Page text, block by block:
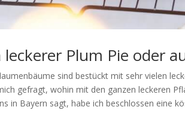
leckerer Plum Pie oder
sind bestückt mit sehr vielen
gefragt, wohin mit den ganzen leckeren
in Bayern sagt, habe ich beschlossen eine